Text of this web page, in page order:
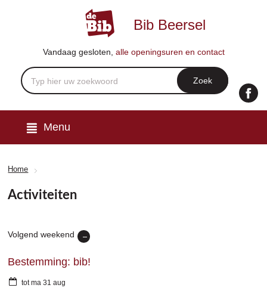
Bib Beersel
Vandaag gesloten alle openingsuren en contact
Menu
Home
Activiteiten
Volgend weekend
Bestemming: bib!
totma 31 aug